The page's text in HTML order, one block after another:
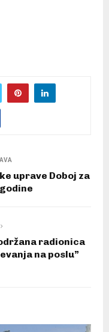
uprave Doboj za
radionica
na poslu”